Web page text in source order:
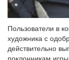
Пользователи в
художника с
действительно